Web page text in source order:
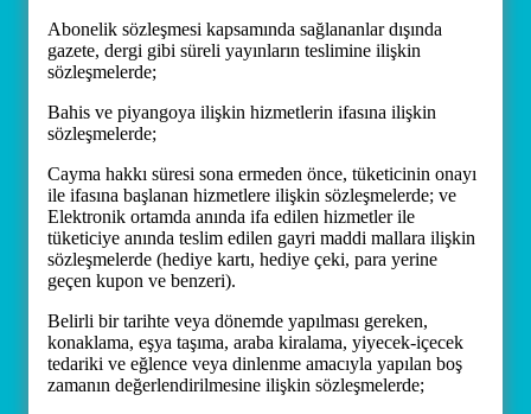
Abonelik sözleşmesi kapsamında sağlananlar dışında
gazete, dergi gibi süreli yayınların teslimine ilişkin
sözleşmelerde;
Bahis ve piyangoya ilişkin hizmetlerin ifasına ilişkin
sözleşmelerde;
Cayma hakkı süresi sona ermeden önce, tüketicinin onayı
ile ifasına başlanan hizmetlere ilişkin sözleşmelerde; ve
Elektronik ortamda anında ifa edilen hizmetler ile
tüketiciye anında teslim edilen gayri maddi mallara ilişkin
sözleşmelerde (hediye kartı, hediye çeki, para yerine
geçen kupon ve benzeri).
Belirli bir tarihte veya dönemde yapılması gereken,
konaklama, eşya taşıma, araba kiralama, yiyecek-içecek
tedariki ve eğlence veya dinlenme amacıyla yapılan boş
zamanın değerlendirilmesine ilişkin sözleşmelerde;